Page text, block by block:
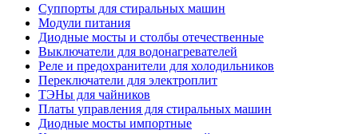
Суппорты для стиральных машин
Модули питания
Диодные мосты и столбы отечественные
Выключатели для водонагревателей
Реле и предохранители для холодильников
Переключатели для электроплит
ТЭНы для чайников
Платы управления для стиральных машин
Диодные мосты импортные